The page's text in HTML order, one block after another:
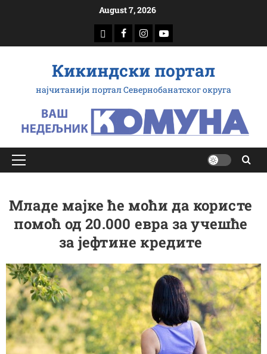
August 7, 2026
доwнлоад
Фацебоок
Инстаграм
Yоутубе
Кикиндски портал
најчитанији портал Севернобанатског округа
Примарy
Младе мајке ће моћи да користе
помоћ од 20.000 евра за учешће
за јефтине кредите